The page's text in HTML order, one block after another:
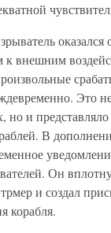
оказался
к внешним
Это
но и
В
Он
и создал
корабля.